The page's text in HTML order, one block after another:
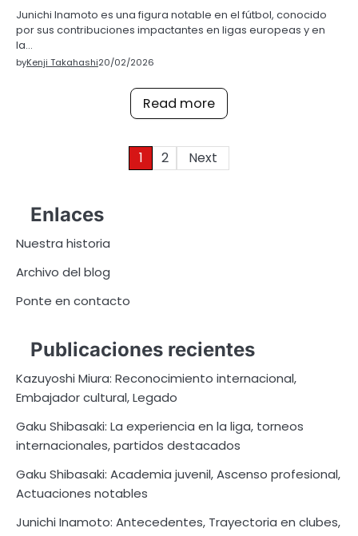
Junichi Inamoto es una figura notable en el fútbol, conocido
por sus contribuciones impactantes en ligas europeas y en
la…
byKenji Takahashi20/02/2026
Read more
1 2 Next
Enlaces
Nuestra historia
Archivo del blog
Ponte en contacto
Publicaciones recientes
Kazuyoshi Miura: Reconocimiento internacional,
Embajador cultural, Legado
Gaku Shibasaki: La experiencia en la liga, torneos
internacionales, partidos destacados
Gaku Shibasaki: Academia juvenil, Ascenso profesional,
Actuaciones notables
Junichi Inamoto: Antecedentes, Trayectoria en clubes,